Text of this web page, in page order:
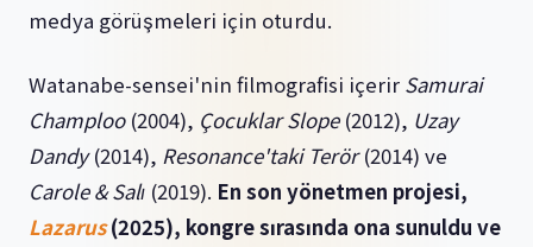
medya görüşmeleri için oturdu.
Watanabe-sensei'nin filmografisi içerir Samurai
Champloo(2004), Çocuklar Slope(2012), Uzay
Dandy(2014), Resonance'taki Terör(2014) ve
Carole & Salı (2019). En son yönetmen projesi,
Lazarus (2025), kongre sırasında ona sunuldu ve